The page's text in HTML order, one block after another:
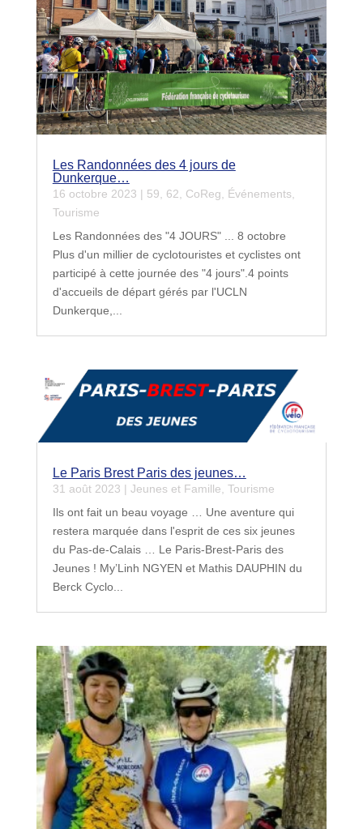
Les Randonnées des 4 jours de
Dunkerque…
16 octobre 2023 | 59 62 CoReg Événements
Tourisme
Les Randonnées des "4 JOURS" ... 8 octobre
Plus d'un millier de cyclotouristes et cyclistes ont
participé à cette journée des "4 jours".4 points
d'accueils de départ gérés par l'UCLN
Dunkerque,...
Le Paris Brest Paris des jeunes…
31 août 2023 | Jeunes et Famille Tourisme
Ils ont fait un beau voyage … Une aventure qui
restera marquée dans l'esprit de ces six jeunes
du Pas-de-Calais … Le Paris-Brest-Paris des
Jeunes ! My’Linh NGYEN et Mathis DAUPHIN du
Berck Cyclo...